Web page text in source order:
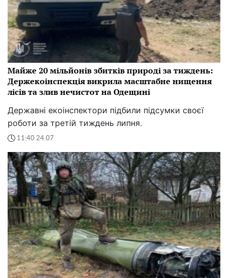
Майже 20 мільйонів збитків природі за тиждень:
Держекоінспекція викрила масштабне нищення
лісів та злив нечистот на Одещині
Державні екоінспектори підбили підсумки своєї
роботи за третій тиждень липня.
11:40 24.07